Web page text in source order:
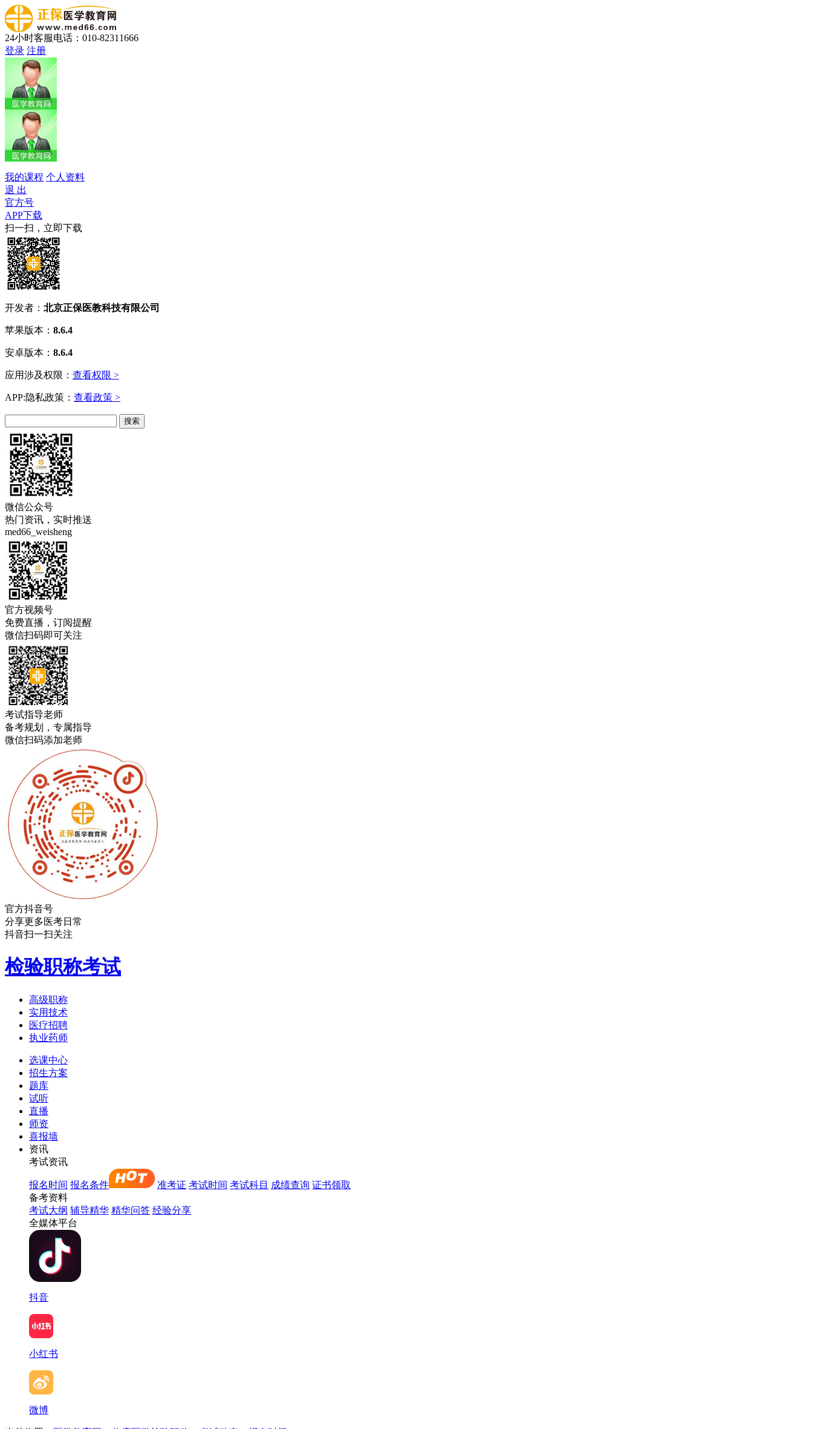
24小时客服电话：010-82311666
登录 注册
我的课程 个人资料
退 出
官方号
APP下载
扫一扫，立即下载
开发者： 北京正保医教科技有限公司
苹果版本： 8.6.4
安卓版本： 8.6.4
应用涉及权限： 查看权限 >
APP:隐私政策： 查看政策 >
微信公众号
热门资讯，实时推送
med66_weisheng
官方视频号
免费直播，订阅提醒
微信扫码即可关注
考试指导老师
备考规划，专属指导
微信扫码添加老师
官方抖音号
分享更多医考日常
抖音扫一扫关注
检验职称考试
高级职称
实用技术
医疗招聘
执业药师
选课中心
招生方案
题库
试听
直播
师资
喜报墙
资讯
考试资讯
报名时间 报名条件 准考证 考试时间 考试科目 成绩查询 证书领取
备考资料
考试大纲 辅导精华 精华问答 经验分享
全媒体平台
抖音
小红书
微博